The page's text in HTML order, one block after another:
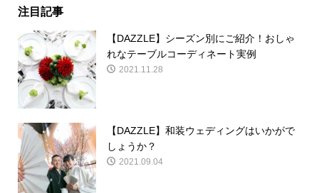
注目記事
【DAZZLE】シーズン別にご紹介！おしゃ
れなテーブルコーディネート実例
2021.11.28
【DAZZLE】和装ウェディングはいかがで
しょうか？
2021.09.04